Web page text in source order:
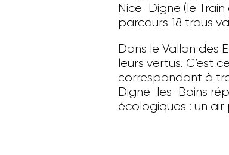
Nice-Digne (le
parcours 18 trous
Dans le Vallon des
leurs vertus. C’est
correspondant à
Digne-les-Bains
écologiques : un